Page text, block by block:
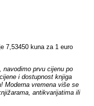
7,53450 kuna za 1 euro
navodimo prvu cijenu po
i dostupnost knjiga
Moderna vremena više se
antikvarijatima ili